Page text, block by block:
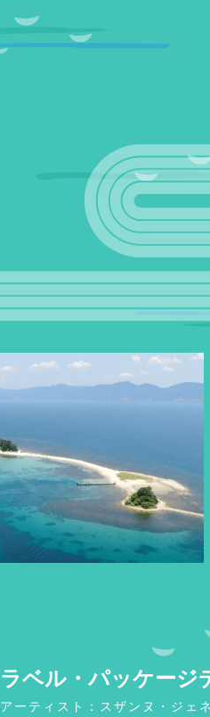
ラベル・パッケージ
アーティスト：スザンヌ・ジェ